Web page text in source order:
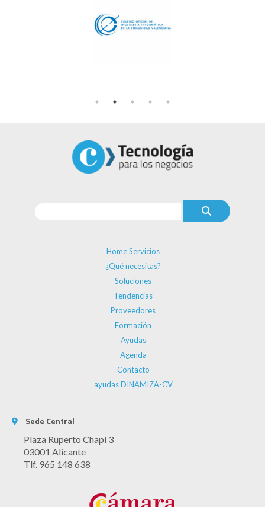
Home Servicios
¿Qué necesitas?
Soluciones
Tendencias
Proveedores
Formación
Ayudas
Agenda
Contacto
ayudas DINAMIZA-CV
Sede Central
Plaza Ruperto Chapí 3
03001 Alicante
Tlf. 965 148 638